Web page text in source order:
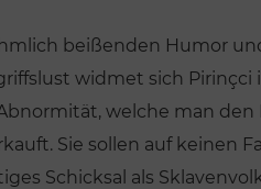
beißenden Humor
widmet sich Pirinçci
welche man
Sie sollen auf keinen
Schicksal als